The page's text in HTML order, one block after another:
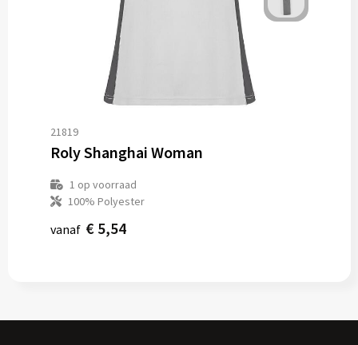
21819
Roly Shanghai Woman
1 op voorraad
100% Polyester
vanaf € 5,54